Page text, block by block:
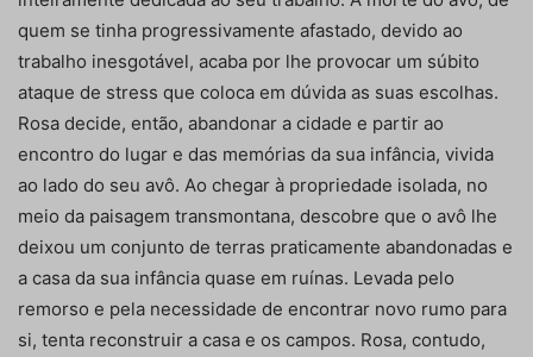
quem se tinha progressivamente afastado, devido ao
trabalho inesgotável, acaba por lhe provocar um súbito
ataque de stress que coloca em dúvida as suas escolhas.
Rosa decide, então, abandonar a cidade e partir ao
encontro do lugar e das memórias da sua infância, vivida
ao lado do seu avô. Ao chegar à propriedade isolada, no
meio da paisagem transmontana, descobre que o avô lhe
deixou um conjunto de terras praticamente abandonadas e
a casa da sua infância quase em ruínas. Levada pelo
remorso e pela necessidade de encontrar novo rumo para
si, tenta reconstruir a casa e os campos. Rosa, contudo,